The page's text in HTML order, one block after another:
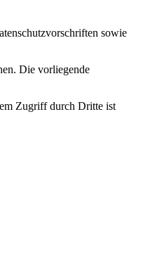
sowie
Die vorliegende
Zugriff durch Dritte ist